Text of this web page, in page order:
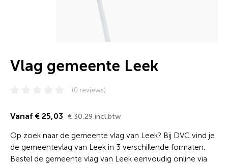
Vlag gemeente Leek
(0 reviews)
Vanaf € 25,03 € 30,29 incl.btw
Op zoek naar de gemeente vlag van Leek? Bij DVC vind je
de gemeentevlag van Leek in 3 verschillende formaten.
Bestel de gemeente vlag van Leek eenvoudig online via